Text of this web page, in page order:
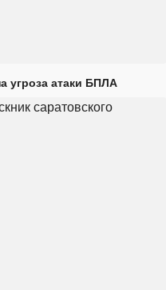
угроза атаки БПЛА